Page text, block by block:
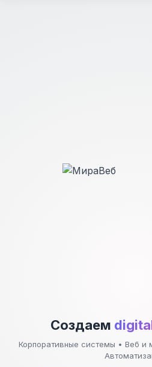
Создаем
Корпоративные системы • Веб и